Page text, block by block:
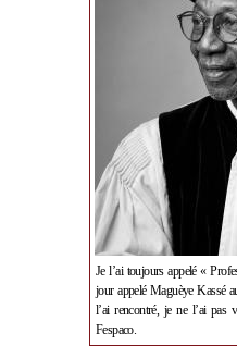
Je l’ai toujours appelé «
jour appelé Maguèye Kassé
l’ai rencontré, je ne l’ai pas
Fespaco.